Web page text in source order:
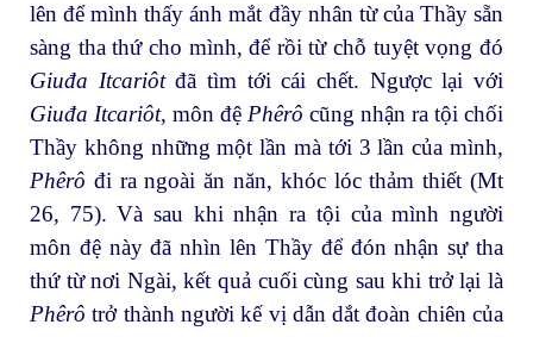
lên để mình thấy ánh mắt đầy nhân từ của Thầy sẵn
sàng tha thứ cho mình, để rồi từ chỗ tuyệt vọng đó
Giuđa Itcariôtđã tìm tới cái chết. Ngược lại với
Giuđa Itcariôt, môn đệ Phêrô cũng nhận ra tội chối
Thầy không những một lần mà tới 3 lần của mình,
Phêrô đi ra ngoài ăn năn, khóc lóc thảm thiết (Mt
26, 75). Và sau khi nhận ra tội của mình người
môn đệ này đã nhìn lên Thầy để đón nhận sự tha
thứ từ nơi Ngài, kết quả cuối cùng sau khi trở lại là
Phêrô trở thành người kế vị dẫn dắt đoàn chiên của